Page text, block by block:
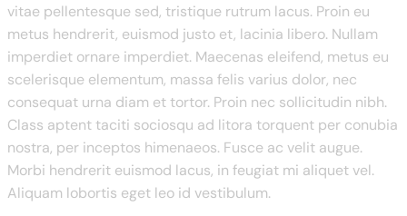
vitae pellentesque sed, tristique rutrum lacus. Proin eu
metus hendrerit, euismod justo et, lacinia libero. Nullam
imperdiet ornare imperdiet. Maecenas eleifend, metus eu
scelerisque elementum, massa felis varius dolor, nec
consequat urna diam et tortor. Proin nec sollicitudin nibh.
Class aptent taciti sociosqu ad litora torquent per conubia
nostra, per inceptos himenaeos. Fusce ac velit augue.
Morbi hendrerit euismod lacus, in feugiat mi aliquet vel.
Aliquam lobortis eget leo id vestibulum.